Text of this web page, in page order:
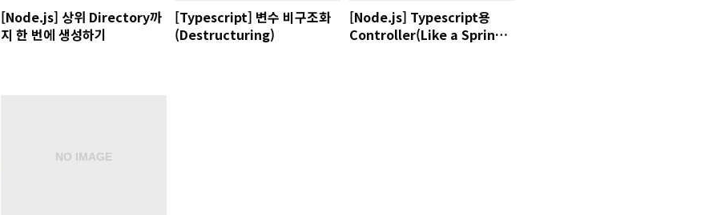
[Node.js] 상위 Directory까
지 한 번에 생성하기
[Typescript] 변수 비구조화
(Destructuring)
[Node.js] Typescript용
Controller(Like a Spring